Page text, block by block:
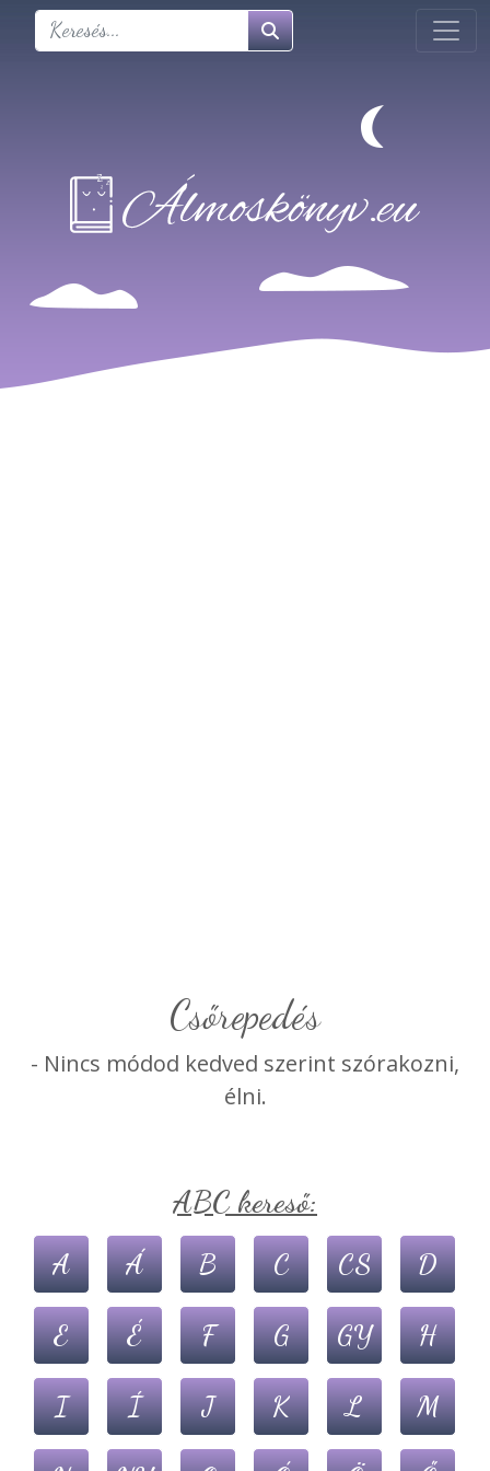
csőrepedés
- Nincs módod kedved szerint szórakozni,
élni.
ABC kereső:
A Á B C CS D
E É F G GY H
I Í J K L M